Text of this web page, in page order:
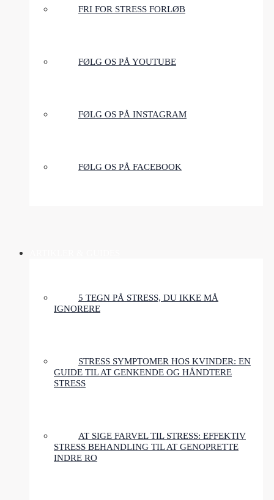
FRI FOR STRESS FORLØB
FØLG OS PÅ YOUTUBE
FØLG OS PÅ INSTAGRAM
FØLG OS PÅ FACEBOOK
5 TEGN PÅ STRESS, DU IKKE MÅ
IGNORERE
STRESS SYMPTOMER HOS KVINDER: EN
GUIDE TIL AT GENKENDE OG HÅNDTERE
STRESS
AT SIGE FARVEL TIL STRESS: EFFEKTIV
STRESS BEHANDLING TIL AT GENOPRETTE
INDRE RO